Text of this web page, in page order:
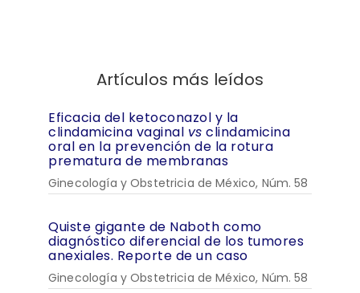
Artículos más leídos
Eficacia del ketoconazol y la
clindamicina vaginal vs clindamicina
oral en la prevención de la rotura
prematura de membranas
Ginecología y Obstetricia de México, Núm. 58
Quiste gigante de Naboth como
diagnóstico diferencial de los tumores
anexiales. Reporte de un caso
Ginecología y Obstetricia de México, Núm. 58